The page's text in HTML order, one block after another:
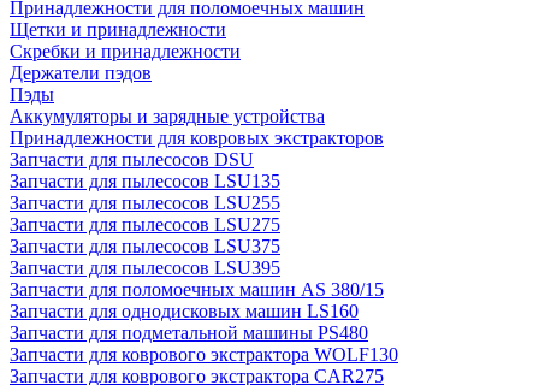
Принадлежности для поломоечных машин
Щетки и принадлежности
Скребки и принадлежности
Держатели пэдов
Пэды
Аккумуляторы и зарядные устройства
Принадлежности для ковровых экстракторов
Запчасти для пылесосов DSU
Запчасти для пылесосов LSU135
Запчасти для пылесосов LSU255
Запчасти для пылесосов LSU275
Запчасти для пылесосов LSU375
Запчасти для пылесосов LSU395
Запчасти для поломоечных машин AS 380/15
Запчасти для однодисковых машин LS160
Запчасти для подметальной машины PS480
Запчасти для коврового экстрактора WOLF130
Запчасти для коврового экстрактора CAR275